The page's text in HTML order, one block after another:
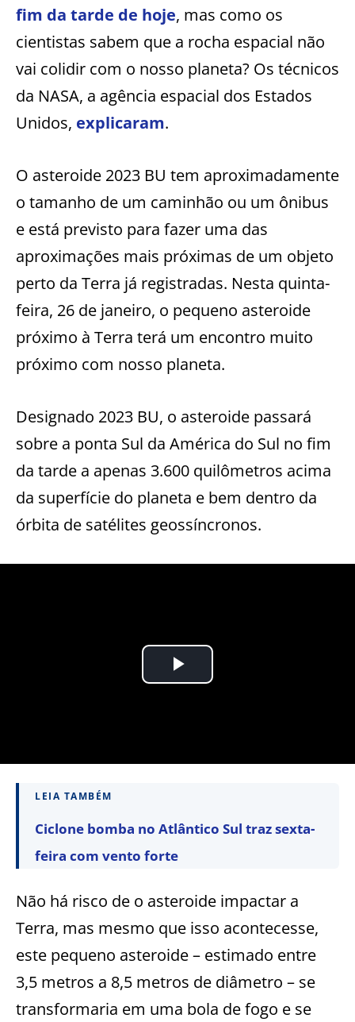
fim da tarde de hoje, mas como os
cientistas sabem que a rocha espacial não
vai colidir com o nosso planeta? Os técnicos
da NASA, a agência espacial dos Estados
Unidos, explicaram.
O asteroide 2023 BU tem aproximadamente
o tamanho de um caminhão ou um ônibus
e está previsto para fazer uma das
aproximações mais próximas de um objeto
perto da Terra já registradas. Nesta quinta-
feira, 26 de janeiro, o pequeno asteroide
próximo à Terra terá um encontro muito
próximo com nosso planeta.
Designado 2023 BU, o asteroide passará
sobre a ponta Sul da América do Sul no fim
da tarde a apenas 3.600 quilômetros acima
da superfície do planeta e bem dentro da
órbita de satélites geossíncronos.
LEIA TAMBÉM
Ciclone bomba no Atlântico Sul traz sexta-
feira com vento forte
Não há risco de o asteroide impactar a
Terra, mas mesmo que isso acontecesse,
este pequeno asteroide – estimado entre
3,5 metros a 8,5 metros de diâmetro – se
transformaria em uma bola de fogo e se